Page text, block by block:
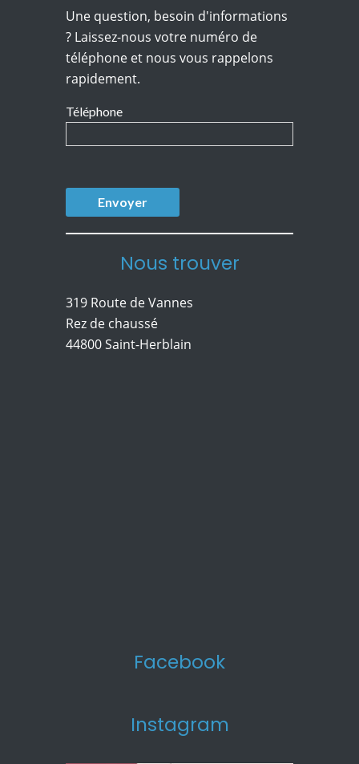
Une question, besoin d'informations
? Laissez-nous votre numéro de
téléphone et nous vous rappelons
rapidement.
Téléphone
Nous trouver
319 Route de Vannes
Rez de chaussé
44800 Saint-Herblain
Facebook
Instagram